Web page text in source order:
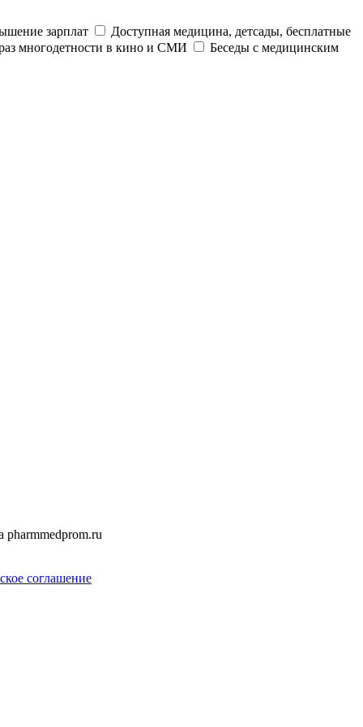
зарплат
Доступная медицина, детсады, бесплатные
многодетности в кино и СМИ
Беседы с медицинским
pharmmedprom.ru
соглашение